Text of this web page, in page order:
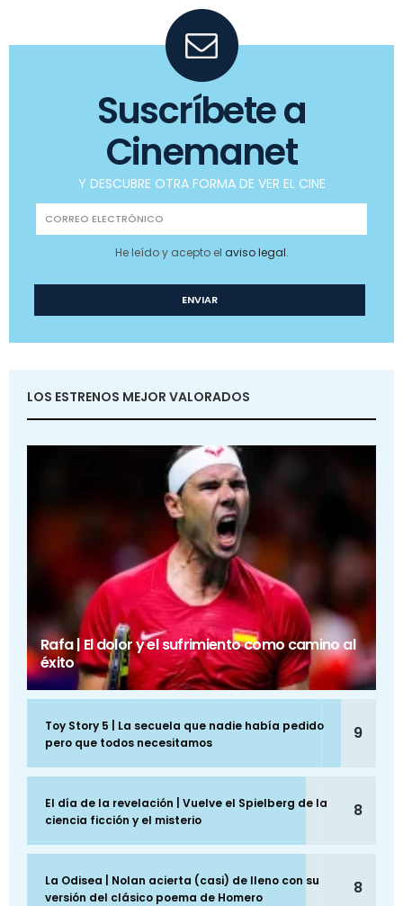
Suscríbete a
Cinemanet
Y DESCUBRE OTRA FORMA DE VER EL CINE
He leído y acepto el aviso legal.
LOS ESTRENOS MEJOR VALORADOS
Rafa | El dolor y el sufrimiento como camino al
éxito
Toy Story 5 | La secuela que nadie había pedido
pero que todos necesitamos
9
El día de la revelación | Vuelve el Spielberg de la
ciencia ficción y el misterio
8
La Odisea | Nolan acierta (casi) de lleno con su
versión del clásico poema de Homero
8